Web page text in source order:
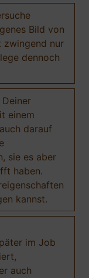
Bild von
zwingend nur
dennoch
einem
darauf
sie es aber
haben.
kannst.
im Job
auch